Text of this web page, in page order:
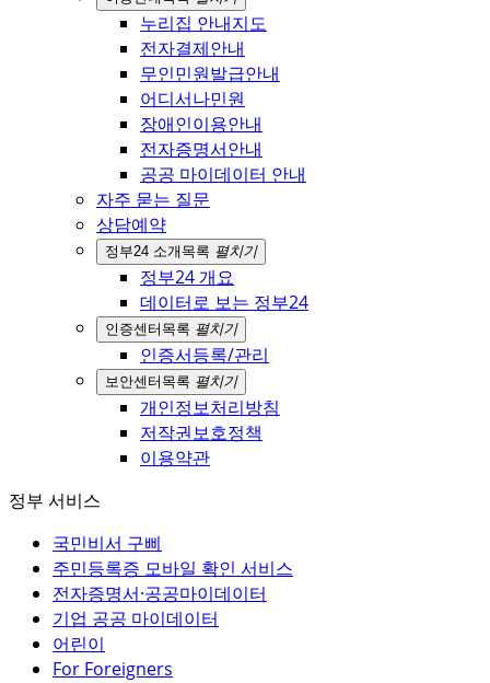
누리집 안내지도
전자결제안내
무인민원발급안내
어디서나민원
장애인이용안내
전자증명서안내
공공 마이데이터 안내
자주 묻는 질문
상담예약
정부24 소개 목록 펼치기
정부24 개요
데이터로 보는 정부24
인증센터 목록 펼치기
인증서등록/관리
보안센터 목록 펼치기
개인정보처리방침
저작권보호정책
이용약관
정부 서비스
국민비서 구삐
주민등록증 모바일 확인 서비스
전자증명서·공공마이데이터
기업 공공 마이데이터
어린이
For Foreigners